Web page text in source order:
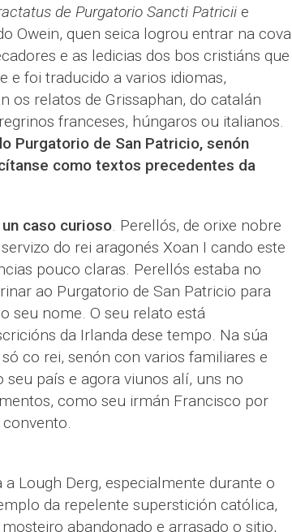
de Purgatorio Sancti Patriciie
Owein, quen seica logrou entrar na cova
e as ledicias dos bos cristiáns que
e foi traducido a varios idiomas,
os relatos de Grissaphan, do catalán
franceses, húngaros ou italianos.
Purgatorio de San Patricio, senón
como textos precedentes da
caso curioso. Perellós, de orixe nobre
do rei aragonés Xoan I cando este
pouco claras. Perellós estaba no
ao Purgatorio de San Patricio para
seu nome. O seu relato está
da Irlanda dese tempo. Na súa
co rei, senón con varios familiares e
seu país e agora viunos alí, uns no
como seu irmán Francisco por
Lough Derg, especialmente durante o
da repelente superstición católica,
abandonado e arrasado o sitio,